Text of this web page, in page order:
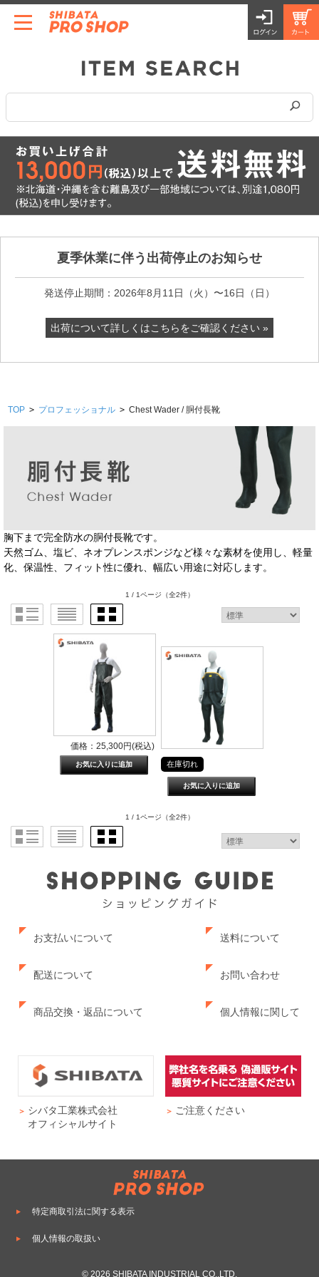
夏季休業に伴う出荷停止のお知らせ
発送停止期間：2026年8月11日（火）〜16日（日）
出荷について詳しくはこちらをご確認ください »
TOP > プロフェッショナル > Chest Wader / 胴付長靴
胸下まで完全防水の胴付長靴です。
天然ゴム、塩ビ、ネオプレンスポンジなど様々な素材を使用し、軽量
化、保温性、フィット性に優れ、幅広い用途に対応します。
1 / 1ページ （全2件）
価格：25,300円(税込)
在庫切れ
1 / 1ページ （全2件）
お支払いについて
配送について
商品交換・返品について
送料について
お問い合わせ
個人情報に関して
シバタ工業株式会社
オフィシャルサイト
ご注意ください
特定商取引法に関する表示
個人情報の取扱い
© 2026 SHIBATA INDUSTRIAL CO.,LTD.